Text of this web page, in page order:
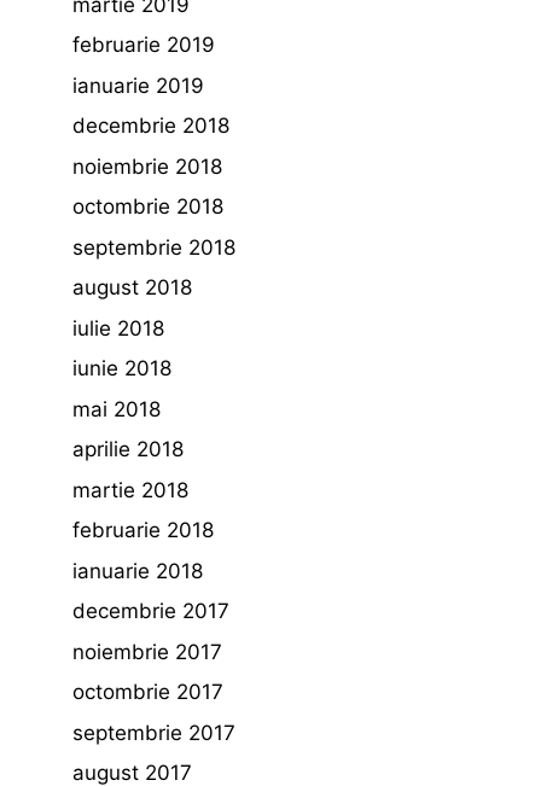
februarie 2019
ianuarie 2019
decembrie 2018
noiembrie 2018
octombrie 2018
septembrie 2018
august 2018
iulie 2018
iunie 2018
mai 2018
aprilie 2018
martie 2018
februarie 2018
ianuarie 2018
decembrie 2017
noiembrie 2017
octombrie 2017
septembrie 2017
august 2017